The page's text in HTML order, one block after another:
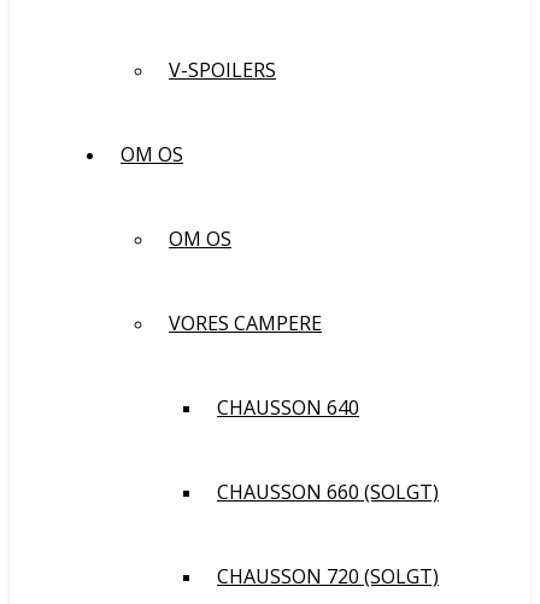
V-SPOILERS
OM OS
OM OS
VORES CAMPERE
CHAUSSON 640
CHAUSSON 660 (SOLGT)
CHAUSSON 720 (SOLGT)